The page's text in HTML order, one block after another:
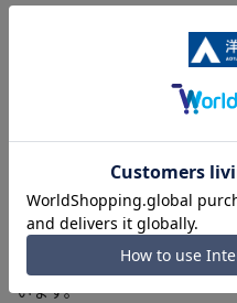
■ゆとり感には個人差があり
入の目安としてご利用くださ
■生地や仕様・デザインによ
部、商品現物におすすめサ
商品もございます。
■ブラウザやお使いのモニタ
加減により、実際の商品と掲
います。